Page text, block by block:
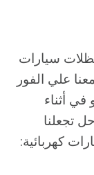
سيارات
علي الفور
في أثناء
تجعلنا
كهربائية: